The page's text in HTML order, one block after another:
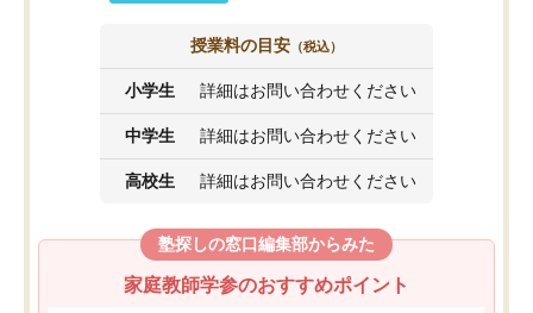
授業料の目安 （税込）
小学生 詳細はお問い合わせください
中学生 詳細はお問い合わせください
高校生 詳細はお問い合わせください
塾探しの窓口編集部からみた
家庭教師学参のおすすめポイント